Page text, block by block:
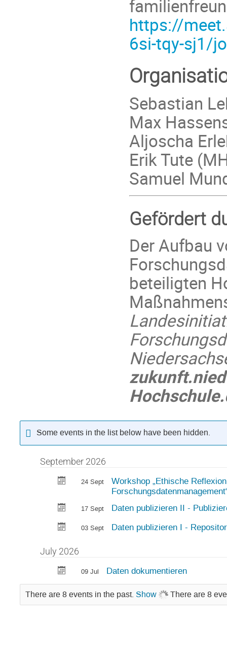
https://
6si-tqy-sj1/
Sebastian
Max
Aljoscha
Erik Tute
Samuel
Gefördert
Der Aufbau
beteiligten
Some events in the list below have been hidden.
September 2026
24 Sept
Workshop „Ethische
17 Sept Daten publizieren II -
03 Sept Daten publizieren I -
July 2026
09 Jul Daten dokumentieren
There are 8 events in the past. Show There are 8